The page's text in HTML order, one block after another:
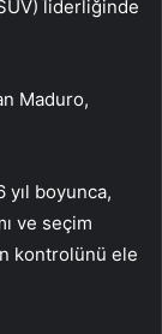
liderliğinde
Maduro,
yıl boyunca,
ve seçim
kontrolünü ele